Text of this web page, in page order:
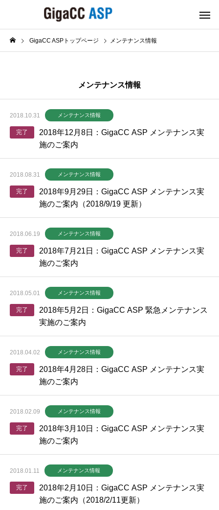
GigaCC ASPトップページ メンテナンス情報
メンテナンス情報
2018.10.31 メンテナンス情報
完了
2018年12月8日：GigaCC ASP メンテナンス実
施のご案内
2018.08.31 メンテナンス情報
完了
2018年9月29日：GigaCC ASP メンテナンス実
施のご案内（2018/9/19 更新）
2018.06.19 メンテナンス情報
完了
2018年7月21日：GigaCC ASP メンテナンス実
施のご案内
2018.05.01 メンテナンス情報
完了
2018年5月2日：GigaCC ASP 緊急メンテナンス
実施のご案内
2018.04.02 メンテナンス情報
完了
2018年4月28日：GigaCC ASP メンテナンス実
施のご案内
2018.02.09 メンテナンス情報
完了
2018年3月10日：GigaCC ASP メンテナンス実
施のご案内
2018.01.11 メンテナンス情報
完了
2018年2月10日：GigaCC ASP メンテナンス実
施のご案内（2018/2/11更新）